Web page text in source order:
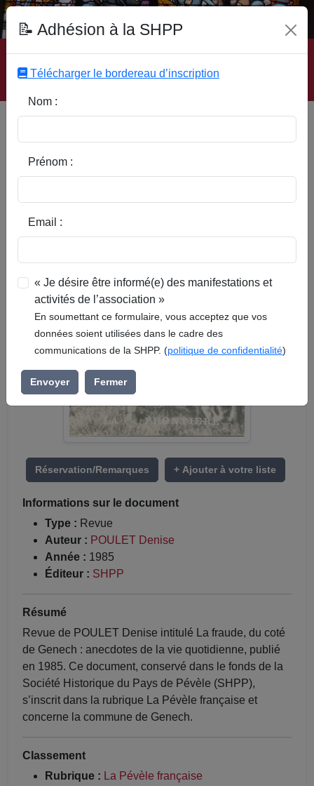
Accueil | Site SHPP | Auteurs | Editeurs | Rubriques |
Sous-Rubriques | Mots-Clefs | Contact
anecdotes de la vie quotidienne
Réservation/Remarques + Ajouter à votre liste
Informations sur le document
Type : Revue
Auteur : POULET Denise
Année : 1985
Éditeur : SHPP
Résumé
Revue de POULET Denise intitulé La fraude, du coté
de Genech : anecdotes de la vie quotidienne, publié
en 1985. Ce document, conservé dans le fonds de la
Société Historique du Pays de Pévèle (SHPP),
s’inscrit dans la rubrique La Pévèle française et
concerne la commune de Genech.
Classement
Rubrique : La Pévèle française
📝 Adhésion à la SHPP
Télécharger le bordereau d’inscription
Nom :
Prénom :
Email :
« Je désire être informé(e) des manifestations et
activités de l’association »
En soumettant ce formulaire, vous acceptez que vos
données soient utilisées dans le cadre des
communications de la SHPP. (politique de confidentialité)
Envoyer Fermer